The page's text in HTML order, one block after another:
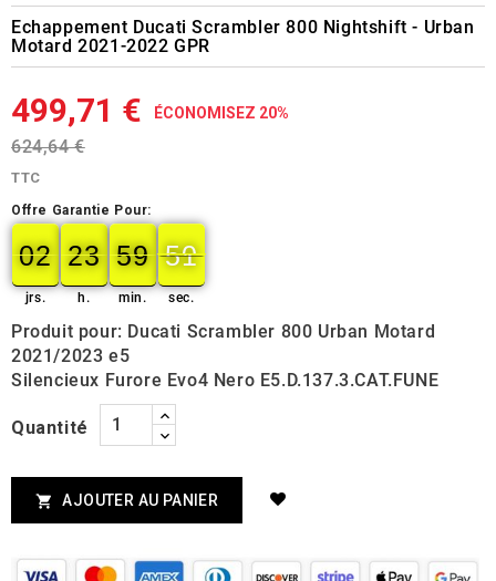
Echappement Ducati Scrambler 800 Nightshift - Urban
Motard 2021-2022 GPR
499,71 € ÉCONOMISEZ 20%
624,64 €
TTC
Offre Garantie Pour:
02
02
00
jrs.
23
23
00
h.
59
59
00
min.
49
50
sec.
Produit pour: Ducati Scrambler 800 Urban Motard
2021/2023 e5
Silencieux Furore Evo4 Nero E5.D.137.3.CAT.FUNE
Quantité
 AJOUTER AU PANIER